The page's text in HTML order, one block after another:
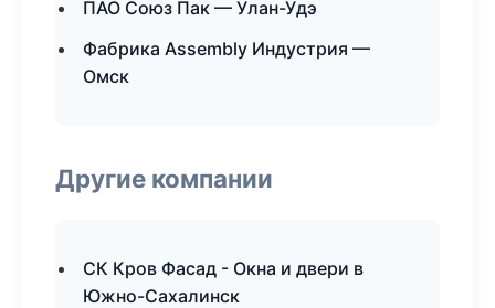
ПАО Союз Пак — Улан-Удэ
Фабрика Assembly Индустрия —
Омск
Другие компании
СК Кров Фасад - Окна и двери в
Южно-Сахалинск